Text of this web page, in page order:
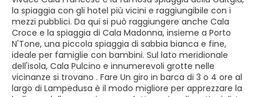
la spiaggia con gli hotel più vicini e raggiungibile con i
mezzi pubblici. Da qui si può raggiungere anche Cala
Croce e la spiaggia di Cala Madonna, insieme a Porto
N'Tone, una piccola spiaggia di sabbia bianca e fine,
ideale per famiglie con bambini. Sul lato meridionale
dell'isola, Cala Pulcino e innumerevoli grotte nelle
vicinanze si trovano . Fare Un giro in barca di 3 o 4 ore al
largo di Lampedusa è il modo migliore per apprezzare la